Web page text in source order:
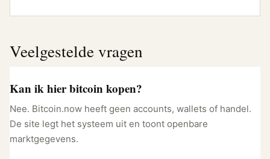
Veelgestelde vragen
Kan ik hier bitcoin kopen?
Nee. Bitcoin.now heeft geen accounts, wallets of handel.
De site legt het systeem uit en toont openbare
marktgegevens.